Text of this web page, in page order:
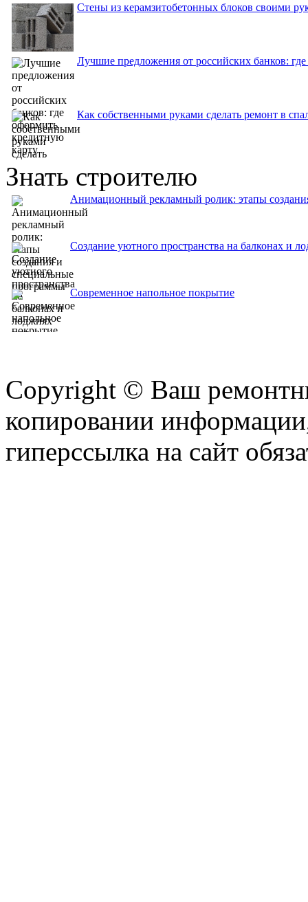
Стены из керамзитобетонных блоков своими
Лучшие предложения от российских банков:
Как собственными руками сделать ремонт в
Знать строителю
Анимационный рекламный ролик: этапы
Создание уютного пространства на балконах и
Современное напольное покрытие
Copyright © Ваш
копировании
гиперссылка на сайт